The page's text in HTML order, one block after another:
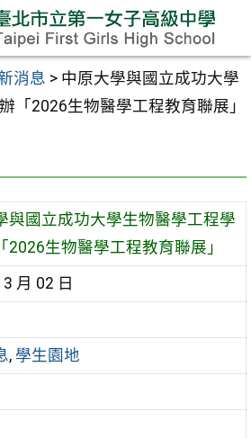
消息 > 中原大學與國立成功大學
「2026生物醫學工程教育聯展」
與國立成功大學生物醫學工程學
2026生物醫學工程教育聯展」
月 02 日
, 學生園地